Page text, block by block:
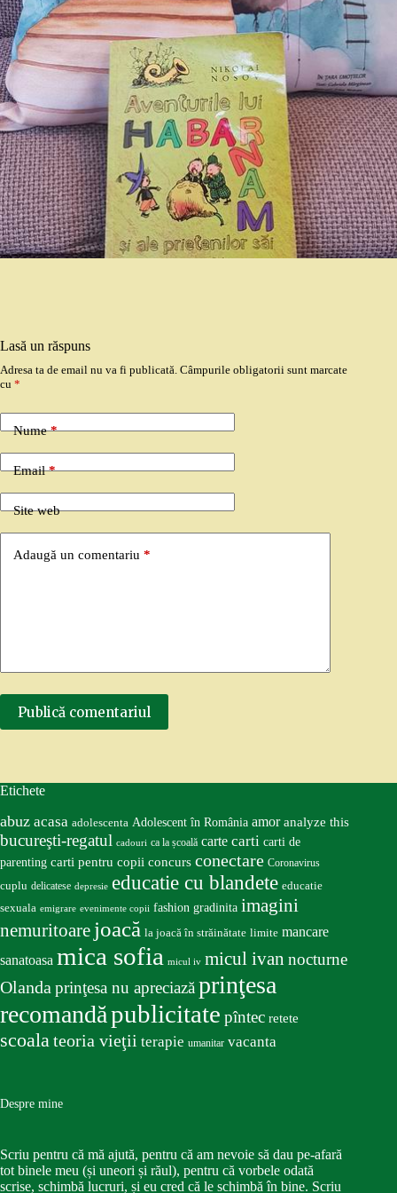
Lasă un răspuns
Adresa ta de email nu va fi publicată. Câmpurile obligatorii sunt marcate
cu *
Nume*
Email*
Site web
Adaugă un comentariu *
Publică comentariul
Etichete
abuz acasa adolescenta Adolescent în România amor analyze this
bucureşti-regatul cadouri ca la școală carte carti carti de
parenting carti pentru copii concurs conectare Coronavirus
cuplu delicatese depresie educatie cu blandete educatie
sexuala emigrare evenimente copii fashion gradinita imagini
nemuritoare joacă la joacă în străinătate limite mancare
sanatoasa mica sofia micul iv micul ivan nocturne
Olandaprinţesa nu apreciazăprinţesa
recomandăpublicitate pîntec retete
scoalateoria vieţii terapie umanitar vacanta
Despre mine
Scriu pentru că mă ajută, pentru că am nevoie să dau pe-afară
tot binele meu (și uneori și răul), pentru că vorbele odată
scrise, schimbă lucruri, și eu cred că le schimbă în bine. Scriu